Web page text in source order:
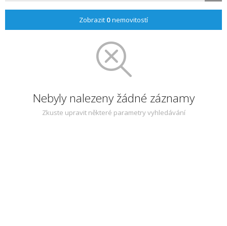
Zobrazit 0nemovitostí
Nebyly nalezeny žádné záznamy
Zkuste upravit některé parametry vyhledávání